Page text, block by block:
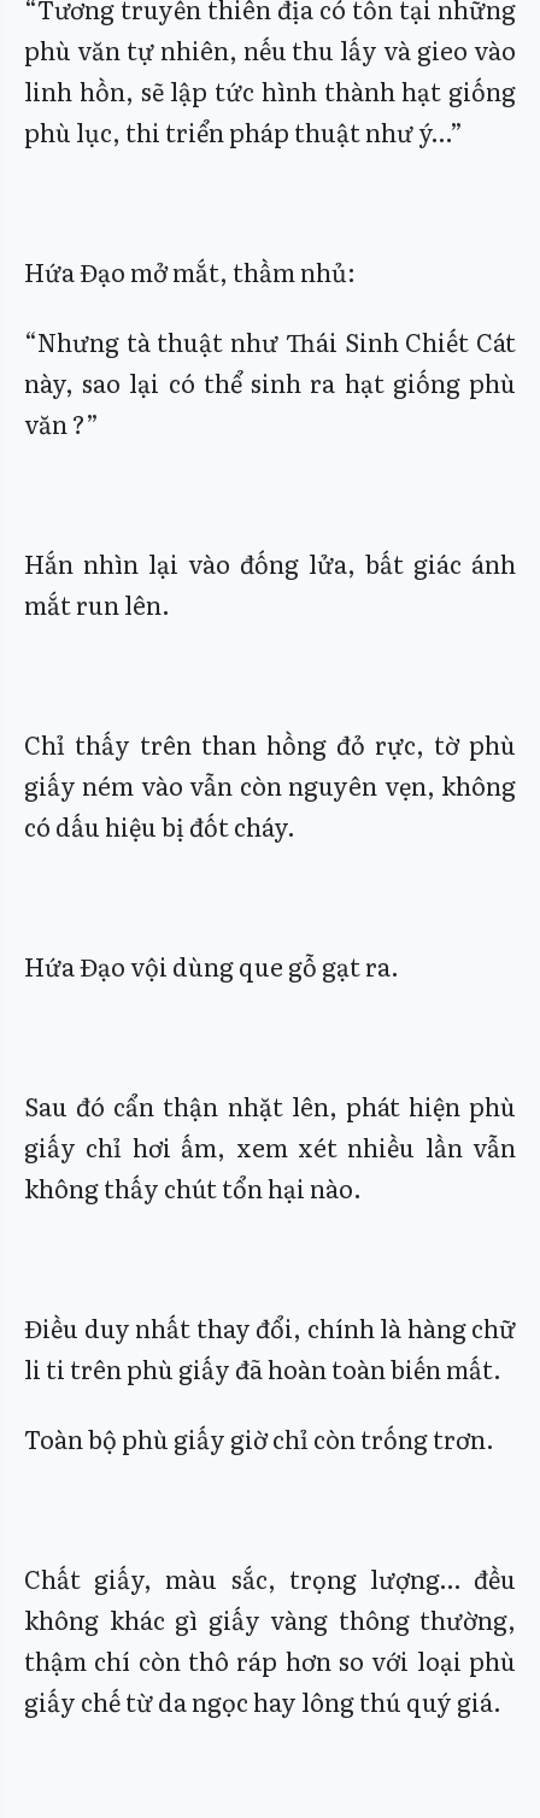
“Tương truyền thiên địa có tồn tại những
phù văn tự nhiên, nếu thu lấy và gieo vào
linh hồn, sẽ lập tức hình thành hạt giống
phù lục, thi triển pháp thuật như ý…”
Hứa Đạo mở mắt, thầm nhủ:
“Nhưng tà thuật như Thái Sinh Chiết Cát
này, sao lại có thể sinh ra hạt giống phù
văn ?”
Hắn nhìn lại vào đống lửa, bất giác ánh
mắt run lên.
Chỉ thấy trên than hồng đỏ rực, tờ phù
giấy ném vào vẫn còn nguyên vẹn, không
có dấu hiệu bị đốt cháy.
Hứa Đạo vội dùng que gỗ gạt ra.
Sau đó cẩn thận nhặt lên, phát hiện phù
giấy chỉ hơi ấm, xem xét nhiều lần vẫn
không thấy chút tổn hại nào.
Điều duy nhất thay đổi, chính là hàng chữ
li ti trên phù giấy đã hoàn toàn biến mất.
Toàn bộ phù giấy giờ chỉ còn trống trơn.
Chất giấy, màu sắc, trọng lượng… đều
không khác gì giấy vàng thông thường,
thậm chí còn thô ráp hơn so với loại phù
giấy chế từ da ngọc hay lông thú quý giá.